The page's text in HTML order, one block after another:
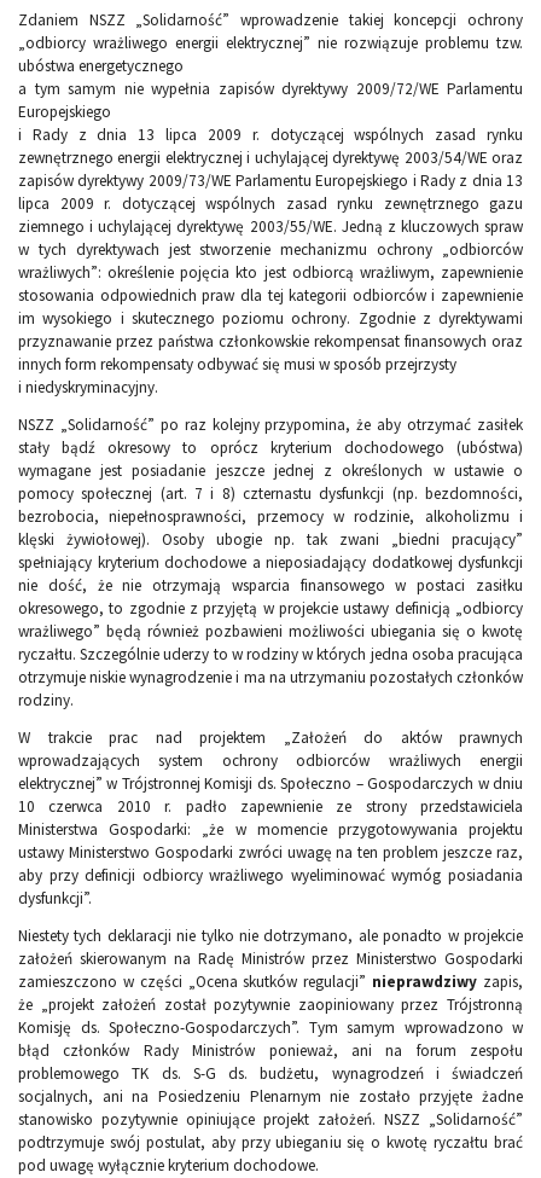
Zdaniem NSZZ „Solidarność” wprowadzenie takiej koncepcji ochrony
„odbiorcy wrażliwego energii elektrycznej” nie rozwiązuje problemu tzw.
ubóstwa energetycznego
a tym samym nie wypełnia zapisów dyrektywy 2009/72/WE Parlamentu
Europejskiego
i Rady z dnia 13 lipca 2009 r. dotyczącej wspólnych zasad rynku
zewnętrznego energii elektrycznej i uchylającej dyrektywę 2003/54/WE oraz
zapisów dyrektywy 2009/73/WE Parlamentu Europejskiego i Rady z dnia 13
lipca 2009 r. dotyczącej wspólnych zasad rynku zewnętrznego gazu
ziemnego i uchylającej dyrektywę 2003/55/WE. Jedną z kluczowych spraw
w tych dyrektywach jest stworzenie mechanizmu ochrony „odbiorców
wrażliwych”: określenie pojęcia kto jest odbiorcą wrażliwym, zapewnienie
stosowania odpowiednich praw dla tej kategorii odbiorców i zapewnienie
im wysokiego i skutecznego poziomu ochrony. Zgodnie z dyrektywami
przyznawanie przez państwa członkowskie rekompensat finansowych oraz
innych form rekompensaty odbywać się musi w sposób przejrzysty
i niedyskryminacyjny.
NSZZ „Solidarność” po raz kolejny przypomina, że aby otrzymać zasiłek
stały bądź okresowy to oprócz kryterium dochodowego (ubóstwa)
wymagane jest posiadanie jeszcze jednej z określonych w ustawie o
pomocy społecznej (art. 7 i 8) czternastu dysfunkcji (np. bezdomności,
bezrobocia, niepełnosprawności, przemocy w rodzinie, alkoholizmu i
klęski żywiołowej). Osoby ubogie np. tak zwani „biedni pracujący”
spełniający kryterium dochodowe a nieposiadający dodatkowej dysfunkcji
nie dość, że nie otrzymają wsparcia finansowego w postaci zasiłku
okresowego, to zgodnie z przyjętą w projekcie ustawy definicją „odbiorcy
wrażliwego” będą również pozbawieni możliwości ubiegania się o kwotę
ryczałtu. Szczególnie uderzy to w rodziny w których jedna osoba pracująca
otrzymuje niskie wynagrodzenie i ma na utrzymaniu pozostałych członków
rodziny.
W trakcie prac nad projektem „Założeń do aktów prawnych
wprowadzających system ochrony odbiorców wrażliwych energii
elektrycznej” w Trójstronnej Komisji ds. Społeczno – Gospodarczych w dniu
10 czerwca 2010 r. padło zapewnienie ze strony przedstawiciela
Ministerstwa Gospodarki: „że w momencie przygotowywania projektu
ustawy Ministerstwo Gospodarki zwróci uwagę na ten problem jeszcze raz,
aby przy definicji odbiorcy wrażliwego wyeliminować wymóg posiadania
dysfunkcji”.
Niestety tych deklaracji nie tylko nie dotrzymano, ale ponadto w projekcie
założeń skierowanym na Radę Ministrów przez Ministerstwo Gospodarki
zamieszczono w części „Ocena skutków regulacji” nieprawdziwy zapis,
że „projekt założeń został pozytywnie zaopiniowany przez Trójstronną
Komisję ds. Społeczno-Gospodarczych”. Tym samym wprowadzono w
błąd członków Rady Ministrów ponieważ, ani na forum zespołu
problemowego TK ds. S-G ds. budżetu, wynagrodzeń i świadczeń
socjalnych, ani na Posiedzeniu Plenarnym nie zostało przyjęte żadne
stanowisko pozytywnie opiniujące projekt założeń. NSZZ „Solidarność”
podtrzymuje swój postulat, aby przy ubieganiu się o kwotę ryczałtu brać
pod uwagę wyłącznie kryterium dochodowe.